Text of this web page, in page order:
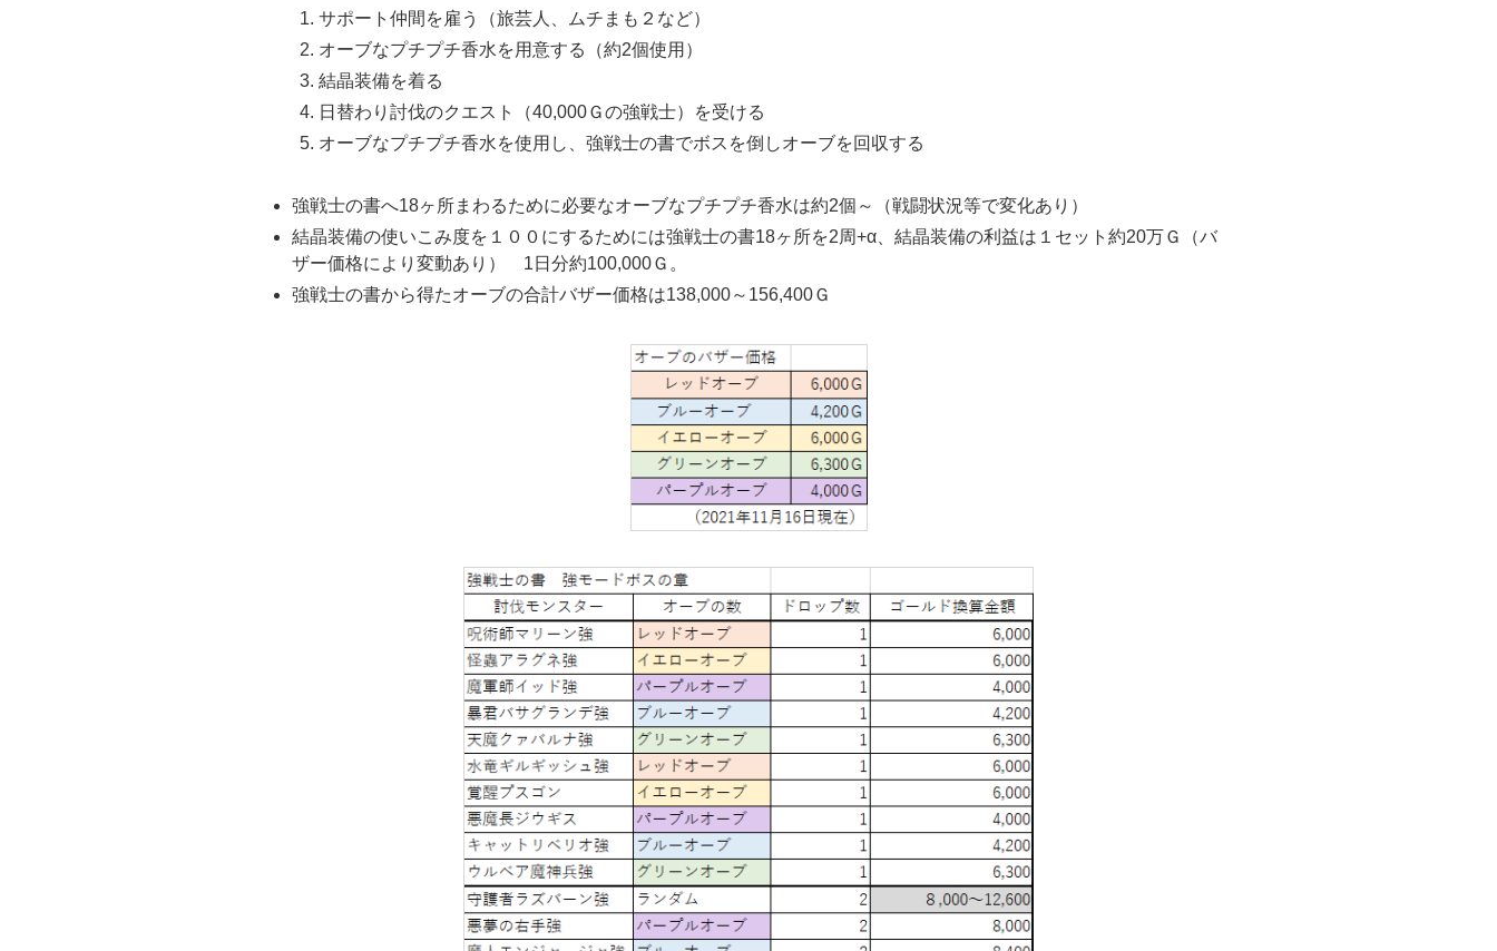
サポート仲間を雇う（旅芸人、ムチまも２など）
オーブなプチプチ香水を用意する（約2個使用）
結晶装備を着る
日替わり討伐のクエスト（40,000Ｇの強戦士）を受ける
オーブなプチプチ香水を使用し、強戦士の書でボスを倒しオーブを回収する
強戦士の書へ18ヶ所まわるために必要なオーブなプチプチ香水は約2個～（戦闘状況等で変化あり）
結晶装備の使いこみ度を１００にするためには強戦士の書18ヶ所を2周+α、結晶装備の利益は１セット約20万Ｇ（バ
ザー価格により変動あり） 1日分約100,000Ｇ 。
強戦士の書から得たオーブの合計バザー価格は138,000～156,400Ｇ